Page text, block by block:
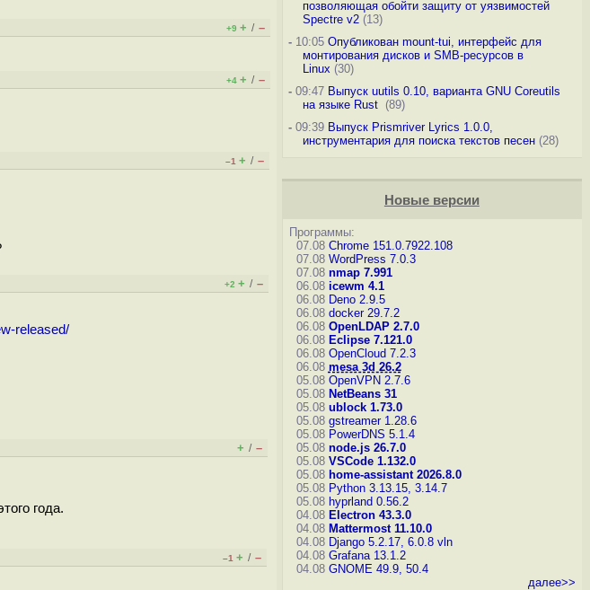
+9 + / –
+4 + / –
–1 + / –
+2 + / –
released/
+ / –
года.
–1 + / –
позволяющая обойти защиту от уязвимостей
Spectre v2(13)
-10:05 Опубликован mount-tui, интерфейс для
монтирования дисков и SMB-ресурсов в
Linux (30)
-09:47 Выпуск uutils 0.10, варианта GNU Coreutils
на языке Rust (89)
-09:39 Выпуск Prismriver Lyrics 1.0.0,
инструментария для поиска текстов песен(28)
Новые версии
Программы:
07.08 Chrome 151.0.7922.108
07.08 WordPress 7.0.3
07.08 nmap 7.991
06.08 icewm 4.1
06.08 Deno 2.9.5
06.08 docker 29.7.2
06.08 OpenLDAP 2.7.0
06.08 Eclipse 7.121.0
06.08 OpenCloud 7.2.3
06.08 mesa 3d 26.2
05.08 OpenVPN 2.7.6
05.08 NetBeans 31
05.08 ublock 1.73.0
05.08 gstreamer 1.28.6
05.08 PowerDNS 5.1.4
05.08 node.js 26.7.0
05.08 VSCode 1.132.0
05.08 home-assistant 2026.8.0
05.08 Python 3.13.15, 3.14.7
05.08 hyprland 0.56.2
04.08 Electron 43.3.0
04.08 Mattermost 11.10.0
04.08 Django 5.2.17, 6.0.8 vln
04.08 Grafana 13.1.2
04.08 GNOME 49.9, 50.4
далее>>